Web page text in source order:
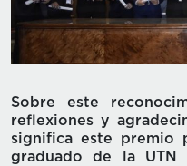
Sobre este
reflexiones y
significa este premio
graduado de la UTN